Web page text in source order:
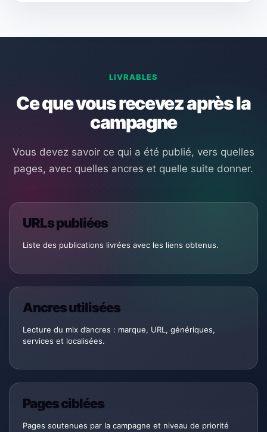
LIVRABLES
Ce que vous recevez après la
campagne
Vous devez savoir ce qui a été publié, vers quelles
pages, avec quelles ancres et quelle suite donner.
URLs publiées
Liste des publications livrées avec les liens obtenus.
Ancres utilisées
Lecture du mix d’ancres : marque, URL, génériques,
services et localisées.
Pages ciblées
Pages soutenues par la campagne et niveau de priorité